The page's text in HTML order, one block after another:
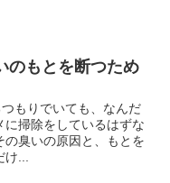
のもとを断つため
もりでいても、なんだ
掃除をしているはずな
臭いの原因と、もとを
...